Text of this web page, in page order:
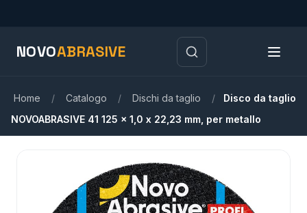
NOVOABRASIVE
Home / Catalogo / Dischi da taglio /
Disco da taglio
NOVOABRASIVE 41 125 x 1,0 x 22,23 mm, per metallo